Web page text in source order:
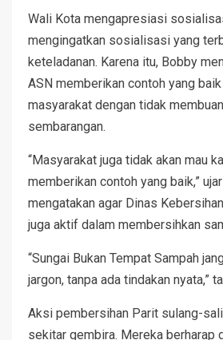
Wali Kota mengapresiasi
mengingatkan sosialisasi yang
keteladanan. Karena itu, Bobby
ASN memberikan contoh yang
masyarakat dengan tidak
sembarangan.
“Masyarakat juga tidak akan mau
memberikan contoh yang baik,”
mengatakan agar Dinas
juga aktif dalam membersihkan
“Sungai Bukan Tempat Sampah
jargon, tanpa ada tindakan nyata,”
Aksi pembersihan Parit sulang-
sekitar gembira. Mereka berharap